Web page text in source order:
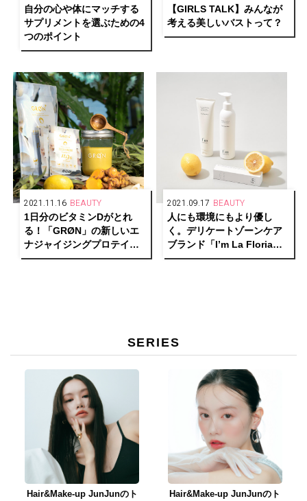
自分の心や体にマッチする
サプリメントを選ぶための4
つのポイント
【GIRLS TALK】みんなが
考える美しいバストって？
2021.11.16 BEAUTY
1日分のビタミンDがとれ
る！「GRØN」の新しいエ
ナジャイジングプロテイン
が、毎日をエネルギッシュ
2021.09.17 BEAUTY
人にも環境にもより優し
く。デリケートゾーンケア
ブランド「I’m La Floria」
がリブランディング！
SERIES
Hair&Make-up JunJunのト
Hair&Make-up JunJunのト